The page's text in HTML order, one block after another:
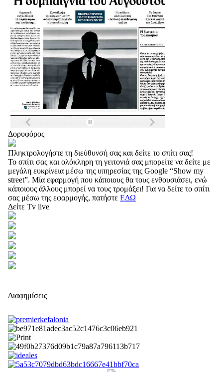
Δορυφόρος
Πληκτρολογήστε τη διεύθυνσή σας και δείτε το σπίτι σας!
Το σπίτι σας και ολόκληρη τη γειτονιά σας μπορείτε να δείτε με
μεγάλη ευκρίνεια μέσω της υπηρεσίας της Google “Show my
street”. Μία εφαρμογή που κάποιους θα τους ενθουσιάσει, ενώ
κάποιους άλλους μπορεί να τους τρομάξει! Για να δείτε το σπίτι
σας μέσω της εφαρμογής, πατήστε ΕΔΩ
Δείτε Tv live
Διαφημίσεις